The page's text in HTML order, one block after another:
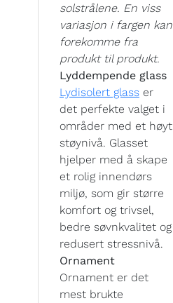
solstrålene. En viss
variasjon i fargen kan
forekomme fra
produkt til produkt.
Lyddempende glass
Lydisolert glass er
det perfekte valget i
områder med et høyt
støynivå. Glasset
hjelper med å skape
et rolig innendørs
miljø, som gir større
komfort og trivsel,
bedre søvnkvalitet og
redusert stressnivå.
Ornament
Ornament er det
mest brukte